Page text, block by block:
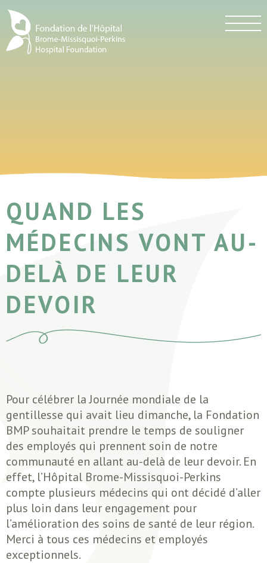
QUAND LES
MÉDECINS VONT AU-
DELÀ DE LEUR
DEVOIR
Pour célébrer la Journée mondiale de la
gentillesse qui avait lieu dimanche, la Fondation
BMP souhaitait prendre le temps de souligner
des employés qui prennent soin de notre
communauté en allant au-delà de leur devoir. En
effet, l’Hôpital Brome-Missisquoi-Perkins
compte plusieurs médecins qui ont décidé d’aller
plus loin dans leur engagement pour
l’amélioration des soins de santé de leur région.
Merci à tous ces médecins et employés
exceptionnels.